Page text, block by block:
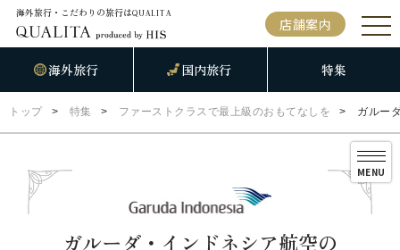
海外旅行・こだわりの旅行はQUALITA
店舗案内
海外旅行 国内旅行 特集
トップ 特集 ファーストクラスで最上級のおもてなしを ガルー
MENU
ガルーダ・インドネシア航空の